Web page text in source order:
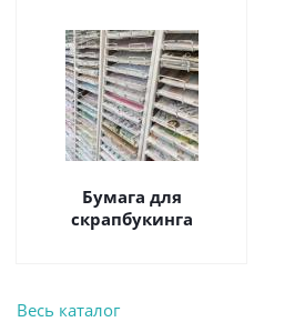
Бумага для
скрапбукинга
Весь каталог